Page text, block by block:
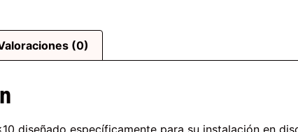
(0)
diseñado específicamente para su instalación en